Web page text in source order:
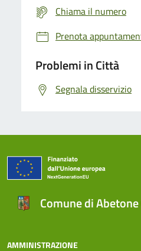
Chiama il numero
Prenota
Problemi in Città
Segnala disservizio
Comune di
AMMINISTRAZIONE